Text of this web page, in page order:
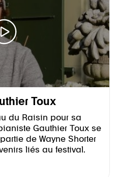
Toux
du Raisin pour sa
Gauthier Toux se
de Wayne Shorter
liés au festival.